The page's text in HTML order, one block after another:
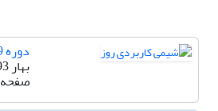
دوره 9، شماره 30
بهار 1393
صفحه